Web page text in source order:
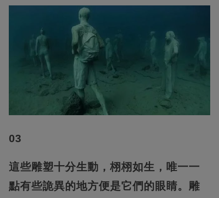
03
這些雕塑十分生動，栩栩如生，唯一一
點有些詭異的地方便是它們的眼睛。雕